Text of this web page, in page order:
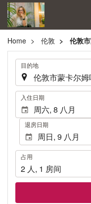
Home 伦敦 伦敦
. 目的地
. 入住日期
退房日期
占
用
占用
2 人, 1 房间